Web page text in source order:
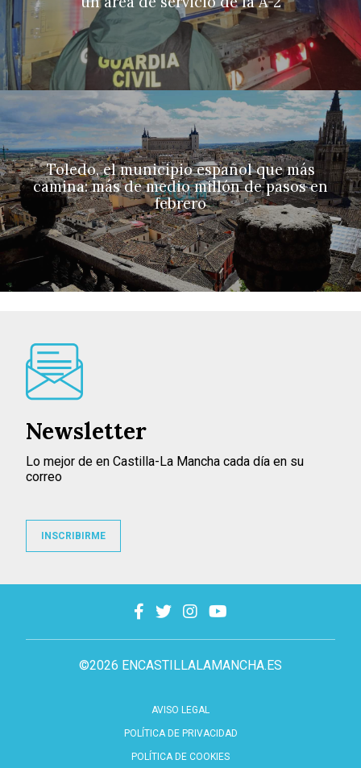
Toledo, el municipio español que más
camina: más de medio millón de pasos en
febrero
©2026 ENCASTILLALAMANCHA.ES
AVISO LEGAL
POLÍTICA DE PRIVACIDAD
POLÍTICA DE COOKIES
Newsletter
Lo mejor de en Castilla-La Mancha cada día en su
correo
INSCRIBIRME